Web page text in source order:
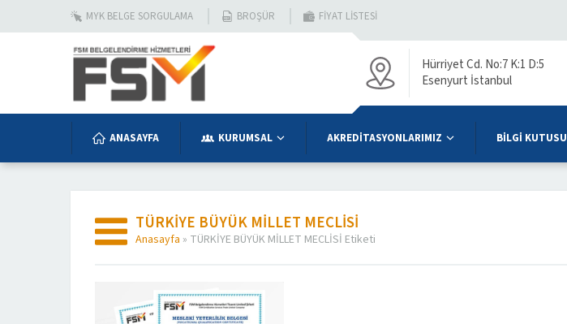
MYK BELGE SORGULAMA BROŞÜR FIYAT LISTESI
Hürriyet Cd. No:7 K:1 D:5
Esenyurt İstanbul
ANASAYFA KURUMSAL AKREDİTASYONLARIMIZ BİLGİ KUTUSU
TÜRKİYE BÜYÜK MİLLET MECLİSİ
Anasayfa » TÜRKİYE BÜYÜK MİLLET MECLİSİ Etiketi